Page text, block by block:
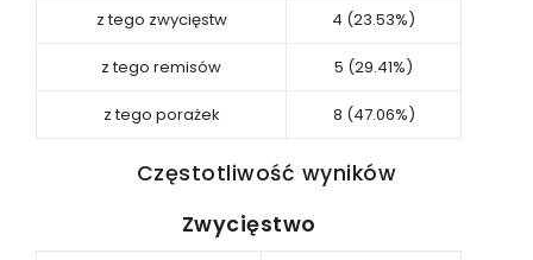
z tego zwycięstw 4 (23.53%)
z tego remisów 5 (29.41%)
z tego porażek 8 (47.06%)
Częstotliwość wyników
Zwycięstwo